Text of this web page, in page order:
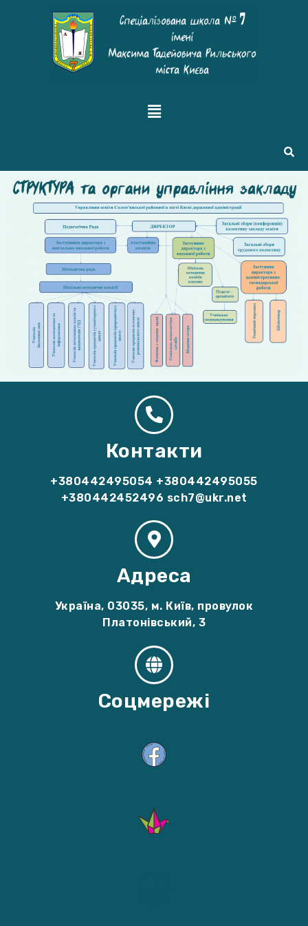
Контакти
+380442495054 +380442495055
+380442452496 sch7@ukr.net
Адреса
Україна, 03035, м. Київ, провулок
Платонівський, 3
Соцмережі